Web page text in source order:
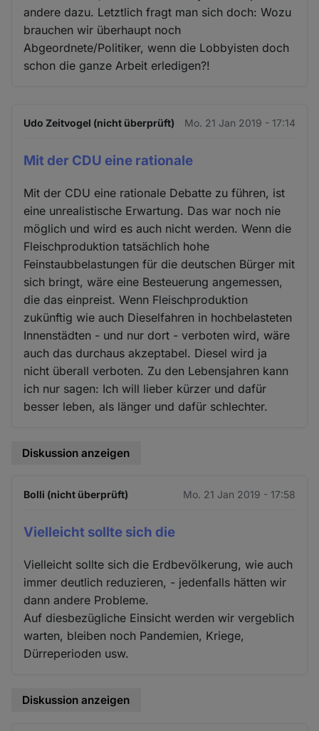
andere dazu. Letztlich fragt man sich doch: Wozu
brauchen wir überhaupt noch
Abgeordnete/Politiker, wenn die Lobbyisten doch
schon die ganze Arbeit erledigen?!
Udo Zeitvogel (nicht überprüft) Mo. 21 Jan 2019 - 17:14
Mit der CDU eine rationale
Mit der CDU eine rationale Debatte zu führen, ist
eine unrealistische Erwartung. Das war noch nie
möglich und wird es auch nicht werden. Wenn die
Fleischproduktion tatsächlich hohe
Feinstaubbelastungen für die deutschen Bürger mit
sich bringt, wäre eine Besteuerung angemessen,
die das einpreist. Wenn Fleischproduktion
zukünftig wie auch Dieselfahren in hochbelasteten
Innenstädten - und nur dort - verboten wird, wäre
auch das durchaus akzeptabel. Diesel wird ja
nicht überall verboten. Zu den Lebensjahren kann
ich nur sagen: Ich will lieber kürzer und dafür
besser leben, als länger und dafür schlechter.
Diskussion anzeigen
Bolli (nicht überprüft) Mo. 21 Jan 2019 - 17:58
Vielleicht sollte sich die
Vielleicht sollte sich die Erdbevölkerung, wie auch
immer deutlich reduzieren, - jedenfalls hätten wir
dann andere Probleme.
Auf diesbezügliche Einsicht werden wir vergeblich
warten, bleiben noch Pandemien, Kriege,
Dürreperioden usw.
Diskussion anzeigen